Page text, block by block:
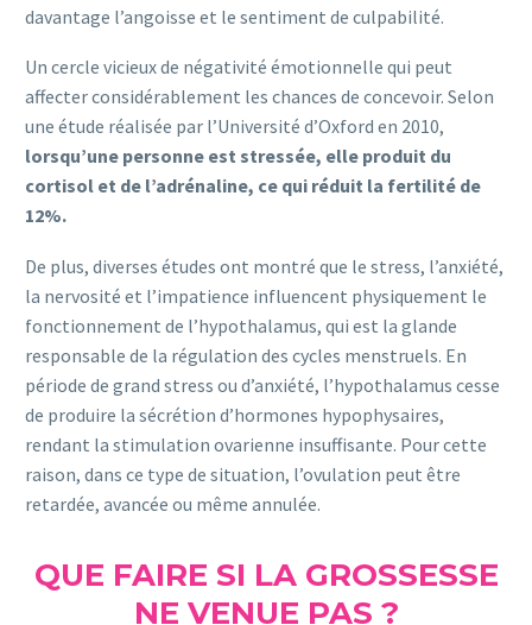
davantage l’angoisse et le sentiment de culpabilité.
Un cercle vicieux de négativité émotionnelle qui peut
affecter considérablement les chances de concevoir. Selon
une étude réalisée par l’Université d’Oxford en 2010,
lorsqu’une personne est stressée, elle produit du
cortisol et de l’adrénaline, ce qui réduit la fertilité de
12%.
De plus, diverses études ont montré que le stress, l’anxiété,
la nervosité et l’impatience influencent physiquement le
fonctionnement de l’hypothalamus, qui est la glande
responsable de la régulation des cycles menstruels. En
période de grand stress ou d’anxiété, l’hypothalamus cesse
de produire la sécrétion d’hormones hypophysaires,
rendant la stimulation ovarienne insuffisante. Pour cette
raison, dans ce type de situation, l’ovulation peut être
retardée, avancée ou même annulée.
QUE FAIRE SI LA GROSSESSE
NE VENUE PAS ?